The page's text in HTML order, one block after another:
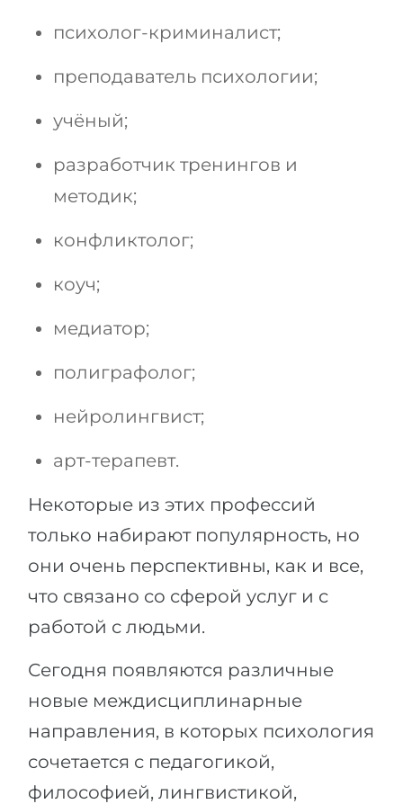
психолог-криминалист;
преподаватель психологии;
учёный;
разработчик тренингов и
методик;
конфликтолог;
коуч;
медиатор;
полиграфолог;
нейролингвист;
арт-терапевт.
Некоторые из этих профессий
только набирают популярность, но
они очень перспективны, как и все,
что связано со сферой услуг и с
работой с людьми.
Сегодня появляются различные
новые междисциплинарные
направления, в которых психология
сочетается с педагогикой,
философией, лингвистикой,